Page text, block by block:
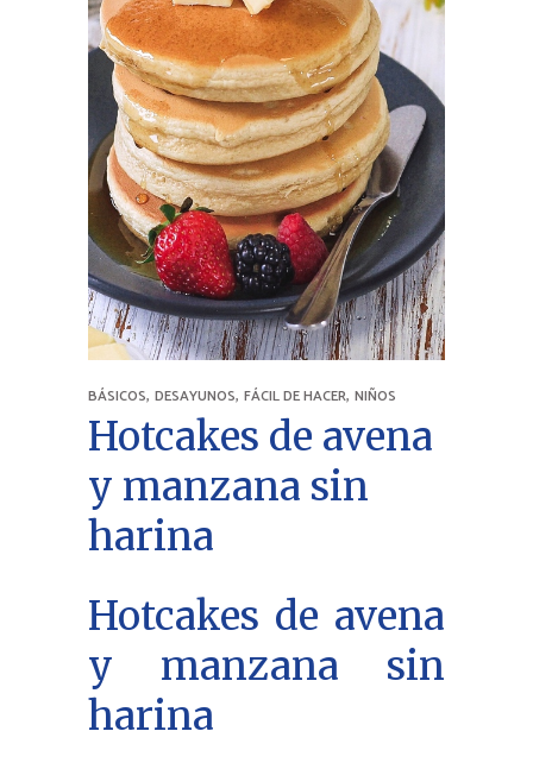
BÁSICOS, DESAYUNOS, FÁCIL DE HACER, NIÑOS
Hotcakes de avena
y manzana sin
harina
Hotcakes de avena
y manzana sin
harina